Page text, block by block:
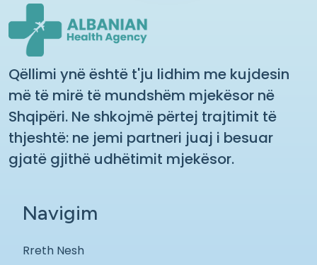
Qëllimi ynë është t'ju lidhim me kujdesin
më të mirë të mundshëm mjekësor në
Shqipëri. Ne shkojmë përtej trajtimit të
thjeshtë: ne jemi partneri juaj i besuar
gjatë gjithë udhëtimit mjekësor.
Navigim
Rreth Nesh